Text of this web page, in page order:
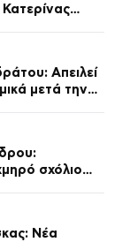
Απειλεί
μετά την
σχόλιο
Νέα